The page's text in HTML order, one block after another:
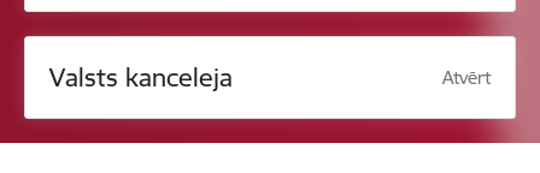
Valsts kanceleja Atvērt